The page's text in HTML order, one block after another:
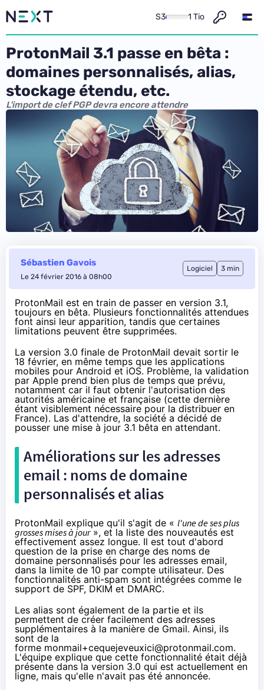
S3 1 Tio
ProtonMail 3.1 passe en bêta :
domaines personnalisés, alias,
stockage étendu, etc.
L'import de clef PGP devra encore attendre
Sébastien Gavois
Le 24 février 2016 à 08h00
Logiciel 3 min
ProtonMail est en train de passer en version 3.1,
toujours en bêta. Plusieurs fonctionnalités attendues
font ainsi leur apparition, tandis que certaines
limitations peuvent être supprimées.
La version 3.0 finale de ProtonMail devait sortir le
18 février, en même temps que les applications
mobiles pour Android et iOS. Problème, la validation
par Apple prend bien plus de temps que prévu,
notamment car il faut obtenir l'autorisation des
autorités américaine et française (cette dernière
étant visiblement nécessaire pour la distribuer en
France). Las d'attendre, la société a décidé de
pousser une mise à jour 3.1 bêta en attendant.
Améliorations sur les adresses
email : noms de domaine
personnalisés et alias
ProtonMail explique qu'il s'agit de « l'une de ses plus
grosses mises à jour», et la liste des nouveautés est
effectivement assez longue. Il est tout d'abord
question de la prise en charge des noms de
domaine personnalisés pour les adresses email,
dans la limite de 10 par compte utilisateur. Des
fonctionnalités anti-spam sont intégrées comme le
support de SPF, DKIM et DMARC.
Les alias sont également de la partie et ils
permettent de créer facilement des adresses
supplémentaires à la manière de Gmail. Ainsi, ils
sont de la
forme monmail+cequejeveuxici@protonmail.com.
L'équipe explique que cette fonctionnalité était déjà
présente dans la version 3.0 qui est actuellement en
ligne, mais qu'elle n'avait pas été annoncée.